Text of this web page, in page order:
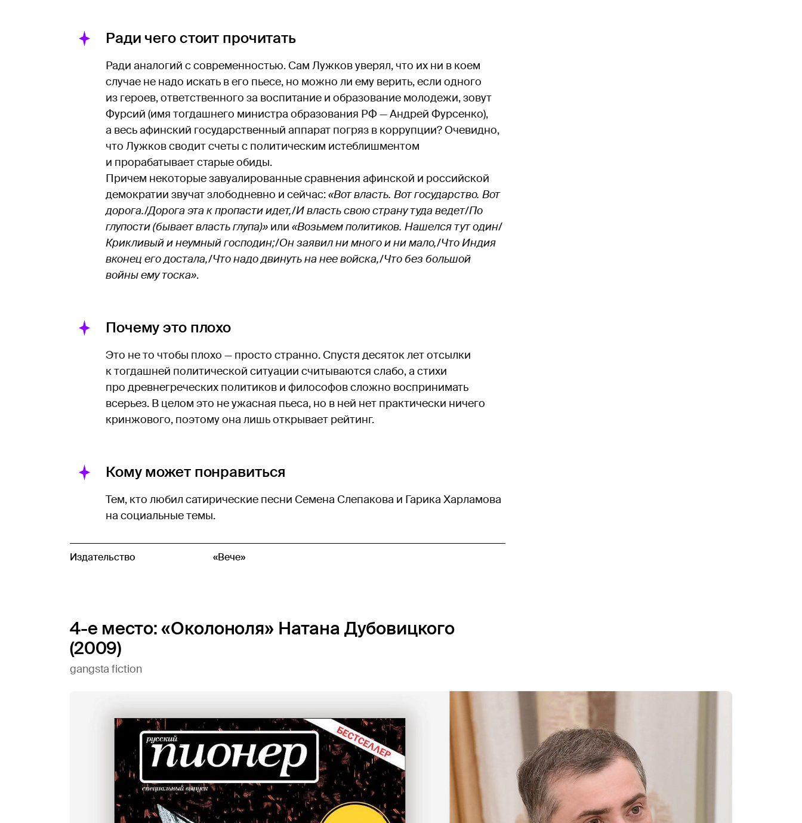
Ради чего стоит прочитать
Ради аналогий с современностью. Сам Лужков уверял, что их ни в коем
случае не надо искать в его пьесе, но можно ли ему верить, если одного
из героев, ответственного за воспитание и образование молодежи, зовут
Фурсий (имя тогдашнего министра образования РФ — Андрей Фурсенко),
а весь афинский государственный аппарат погряз в коррупции? Очевидно,
что Лужков сводит счеты с политическим истеблишментом
и прорабатывает старые обиды.
Причем некоторые завуалированные сравнения афинской и российской
демократии звучат злободневно и сейчас:«Вот власть. Вот государство. Вот
дорога./Дорога эта к пропасти идет,/И власть свою страну туда ведет/По
глупости (бывает власть глупа)» или «Возьмем политиков. Нашелся тут один/
Крикливый и неумный господин;/Он заявил ни много и ни мало,/Что Индия
вконец его достала,/Что надо двинуть на нее войска,/Что без большой
войны ему тоска».
Почему это плохо
Это не то чтобы плохо — просто странно. Спустя десяток лет отсылки
к тогдашней политической ситуации считываются слабо, а стихи
про древнегреческих политиков и философов сложно воспринимать
всерьез. В целом это не ужасная пьеса, но в ней нет практически ничего
кринжового, поэтому она лишь открывает рейтинг.
Кому может понравиться
Тем, кто любил сатирические песни Семена Слепакова и Гарика Харламова
на социальные темы.
Издательство «Вече»
4-е место: «Околоноля» Натана Дубовицкого
(2009)
gangsta fiction